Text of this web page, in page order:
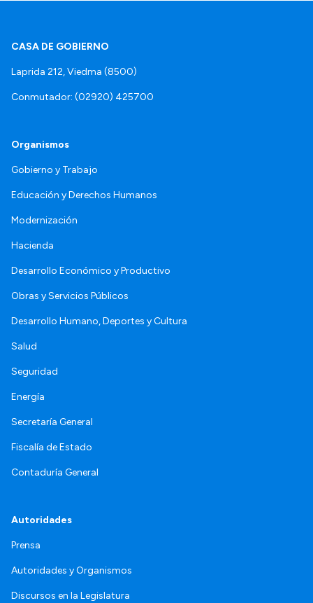
CASA DE GOBIERNO
Laprida 212, Viedma (8500)
Conmutador: (02920) 425700
Organismos
Gobierno y Trabajo
Educación y Derechos Humanos
Modernización
Hacienda
Desarrollo Económico y Productivo
Obras y Servicios Públicos
Desarrollo Humano, Deportes y Cultura
Salud
Seguridad
Energía
Secretaría General
Fiscalía de Estado
Contaduría General
Autoridades
Prensa
Autoridades y Organismos
Discursos en la Legislatura